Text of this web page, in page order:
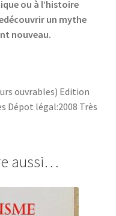
ou à l’histoire
un mythe
nouveau.
ouvrables) Edition
Dépot légal:2008 Très
aussi…